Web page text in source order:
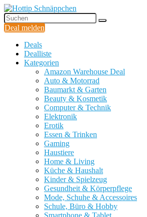
Deal melden
Deals
Dealliste
Kategorien
Amazon Warehouse Deal
Auto & Motorrad
Baumarkt & Garten
Beauty & Kosmetik
Computer & Technik
Elektronik
Erotik
Essen & Trinken
Gaming
Haustiere
Home & Living
Küche & Haushalt
Kinder & Spielzeug
Gesundheit & Körperpflege
Mode, Schuhe & Accessoires
Schule, Büro & Hobby
Smartphone & Tablet